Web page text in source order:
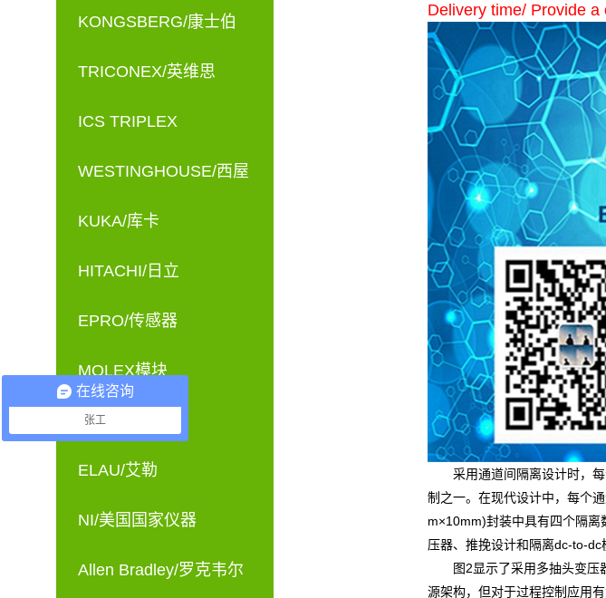
KONGSBERG/康士伯
TRICONEX/英维思
ICS TRIPLEX
WESTINGHOUSE/西屋
KUKA/库卡
HITACHI/日立
EPRO/传感器
MOLEX模块
OTHERS
ELAU/艾勒
NI/美国国家仪器
Allen Bradley/罗克韦尔
Delivery time/ Provide
采用通道间隔离设计时，每
制之一。在现代设计中，每个
m×10mm)封装中具有四个隔离
压器、推挽设计和隔离dc-to-dc
图2显示了采用多抽头变压器
源架构，但对于过程控制应用
在线咨询
张工